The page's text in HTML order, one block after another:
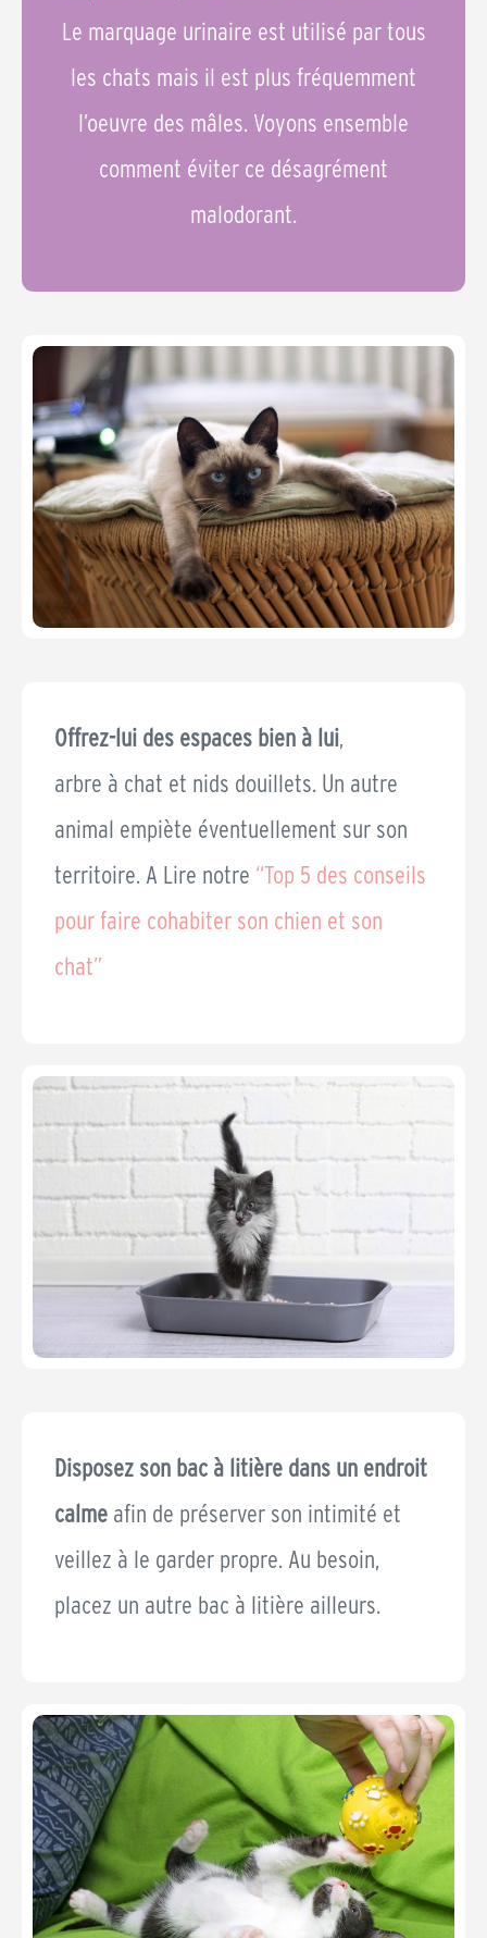
Le marquage urinaire est utilisé par tous
les chats mais il est plus fréquemment
l’oeuvre des mâles. Voyons ensemble
comment éviter ce désagrément
malodorant.
Offrez-lui des espaces bien à lui
arbre à chat et nids douillets. Un autre
animal empiète éventuellement sur son
territoire. A Lire notre “Top 5 des conseils
pour faire cohabiter son chien et son
chat”
Disposez son bac à litière dans un endroit
calme afin de préserver son intimité et
veillez à le garder propre. Au besoin,
placez un autre bac à litière ailleurs.